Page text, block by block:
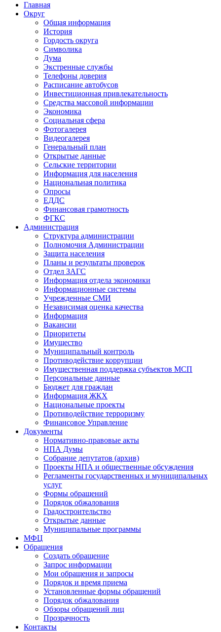
Главная
Округ
Общая информация
История
Гордость округа
Символика
Дума
Экстренные службы
Телефоны доверия
Расписание автобусов
Инвестиционная привлекательность
Средства массовой информации
Экономика
Социальная сфера
Фотогалерея
Видеогалерея
Генеральный план
Открытые данные
Сельские территории
Информация для населения
Национальная политика
Опросы
ЕДДС
Финансовая грамотность
ФГКС
Администрация
Структура администрации
Полномочия Администрации
Защита населения
Планы и результаты проверок
Отдел ЗАГС
Информация отдела экономики
Информационные системы
Учрежденные СМИ
Независимая оценка качества
Информация
Вакансии
Приоритеты
Имущество
Муниципальный контроль
Противодействие коррупции
Имущественная поддержка субъектов МСП
Персональные данные
Бюджет для граждан
Информация ЖКХ
Национальные проекты
Противодействие терроризму
Финансовое Управление
Документы
Нормативно-правовые акты
НПА Думы
Собрание депутатов (архив)
Проекты НПА и общественные обсуждения
Регламенты государственных и муниципальных
услуг
Формы обращений
Порядок обжалования
Градостроительство
Открытые данные
Муниципальные программы
МФЦ
Обращения
Создать обращение
Запрос информации
Мои обращения и запросы
Порядок и время приема
Установленные формы обращений
Порядок обжалования
Обзоры обращений лиц
Прозрачность
Контакты